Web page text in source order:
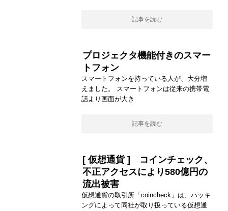
記事を読む
プロジェクタ機能付きのスマー
トフォン
スマートフォンを持っている人が、大分増
えました。 スマートフォンは従来の携帯電
話より画面が大き
記事を読む
[ 仮想通貨 ] コインチェック、
不正アクセスにより580億円の
流出被害
仮想通貨の取引所「coincheck」は、ハッキ
ングによって同社が取り扱っている仮想通